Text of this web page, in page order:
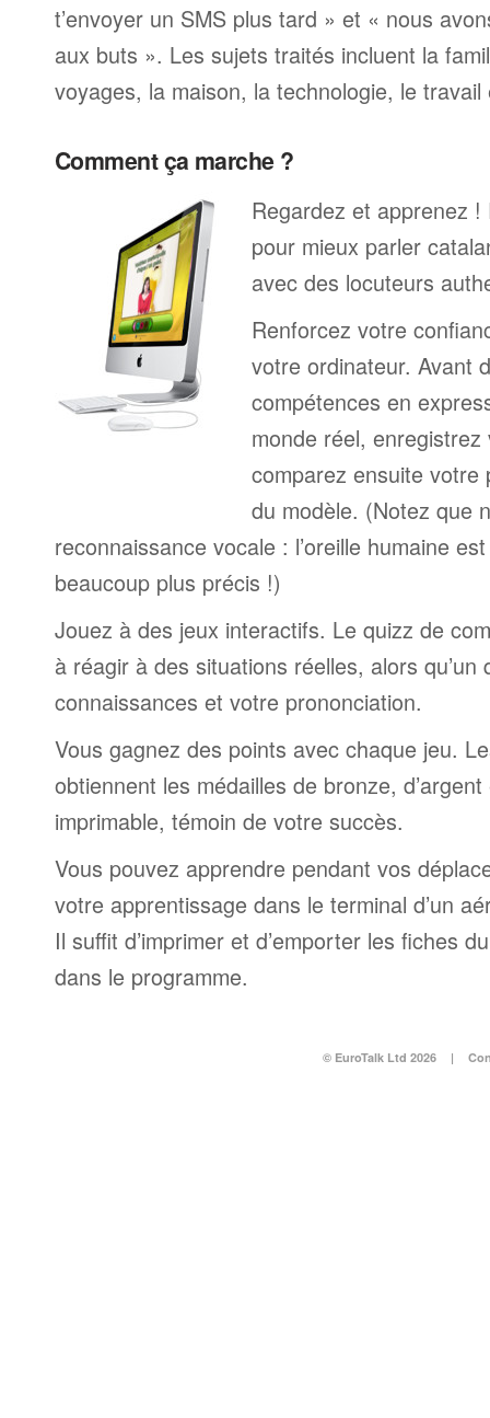
t’envoyer un SMS plus tard » et « nous
aux buts ». Les sujets traités incluent la
voyages, la maison, la technologie, le
Comment ça marche ?
Regardez et apprenez
pour mieux parler
avec des locuteurs
Renforcez votre
votre ordinateur. Avant
compétences en
monde réel,
comparez ensuite votre
du modèle. (Notez que
reconnaissance vocale : l’oreille humaine
beaucoup plus précis !)
Jouez à des jeux interactifs. Le quizz de
à réagir à des situations réelles, alors
connaissances et votre prononciation.
Vous gagnez des points avec chaque jeu.
obtiennent les médailles de bronze,
imprimable, témoin de votre succès.
Vous pouvez apprendre pendant vos
votre apprentissage dans le terminal d’un
Il suffit d’imprimer et d’emporter les fiches
dans le programme.
© EuroTalk Ltd 2026 |